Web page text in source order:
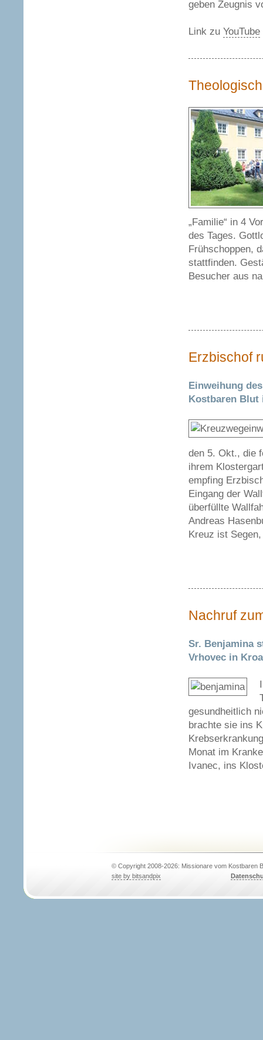
geben Zeugnis
Link zu YouTube
„Familie“ in 4
des Tages.
Frühschoppen,
stattfinden.
Besucher aus
Erzbischof
Einweihung
Kostbaren
den 5. Okt., die
ihrem
empfing
Eingang der
überfüllte
Andreas
Kreuz ist
Nachruf
Sr. Benjamina
Vrhovec in
gesundheitlich
brachte sie ins
Monat im
Ivanec, ins
© Copyright 2008-2026: Missionare vom Kostbaren
site by bitsandpix